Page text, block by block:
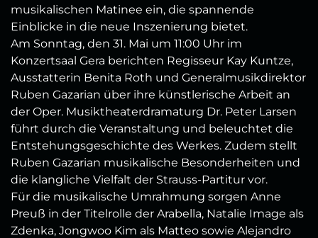
musikalischen Matinee ein, die spannende
Einblicke in die neue Inszenierung bietet.
Am Sonntag, den 31. Mai um 11:00 Uhr im
Konzertsaal Gera berichten Regisseur Kay Kuntze,
Ausstatterin Benita Roth und Generalmusikdirektor
Ruben Gazarian über ihre künstlerische Arbeit an
der Oper. Musiktheaterdramaturg Dr. Peter Larsen
führt durch die Veranstaltung und beleuchtet die
Entstehungsgeschichte des Werkes. Zudem stellt
Ruben Gazarian musikalische Besonderheiten und
die klangliche Vielfalt der Strauss-Partitur vor.
Für die musikalische Umrahmung sorgen Anne
Preuß in der Titelrolle der Arabella, Natalie Image als
Zdenka, Jongwoo Kim als Matteo sowie Alejandro